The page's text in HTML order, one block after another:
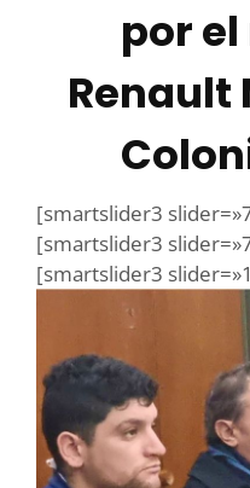
por
Renault
[smartslider3
[smartslider3
[smartslider3